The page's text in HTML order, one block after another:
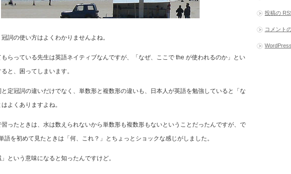
詞の使い方はよくわかりませんよね。
らっている先生は英語ネイティブなんですが、「なぜ、ここで the が使われるのか」とい
と、困ってしまいます。
定冠詞の違いだけでなく、単数形と複数形の違いも、日本人が英語を勉強していると「な
よくありますよね。
ったときは、水は数えられないから単数形も複数形もないということだったんですが、で
語を初めて見たときは「何、これ？」とちょっとショックな感じがしました。
という意味になると知ったんですけど。
投稿の
コメント